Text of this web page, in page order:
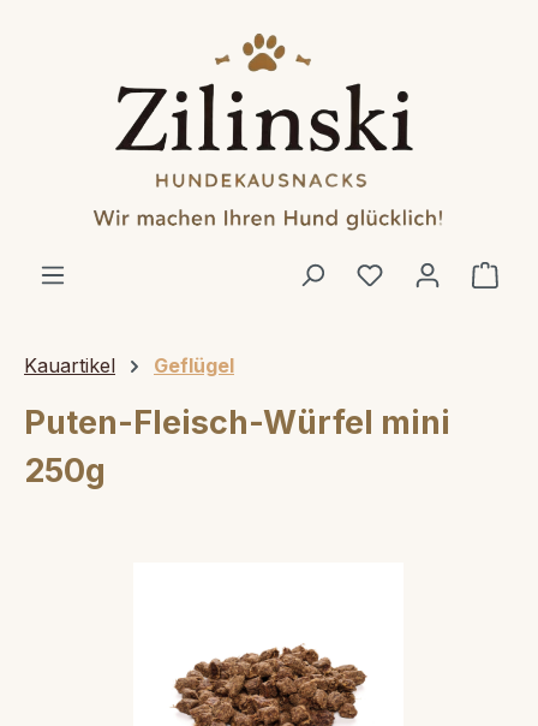
Kauartikel Geflügel
Puten-Fleisch-Würfel mini
250g